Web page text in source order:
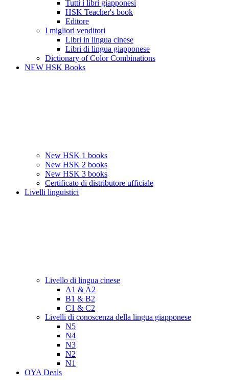
Tutti i libri giapponesi
HSK Teacher's book
Editore
I migliori venditori
Libri in lingua cinese
Libri di lingua giapponese
Dictionary of Color Combinations
NEW HSK Books
New HSK 1 books
New HSK 2 books
New HSK 3 books
Certificato di distributore ufficiale
Livelli linguistici
Livello di lingua cinese
A1 & A2
B1 & B2
C1 & C2
Livelli di conoscenza della lingua giapponese
N5
N4
N3
N2
N1
OYA Deals